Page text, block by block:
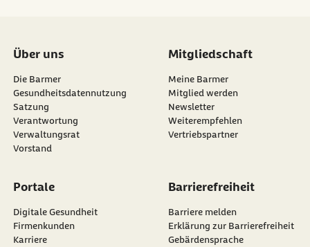
Über uns
Die Barmer
Gesundheitsdatennutzung
Satzung
Verantwortung
Verwaltungsrat
Vorstand
Mitgliedschaft
Meine Barmer
Mitglied werden
Newsletter
externer Link:
Weiterempfehlen
Vertriebspartner
Portale
Digitale Gesundheit
Firmenkunden
Karriere
Barrierefreiheit
Barriere melden
Erklärung zur Barrierefreiheit
Gebärdensprache